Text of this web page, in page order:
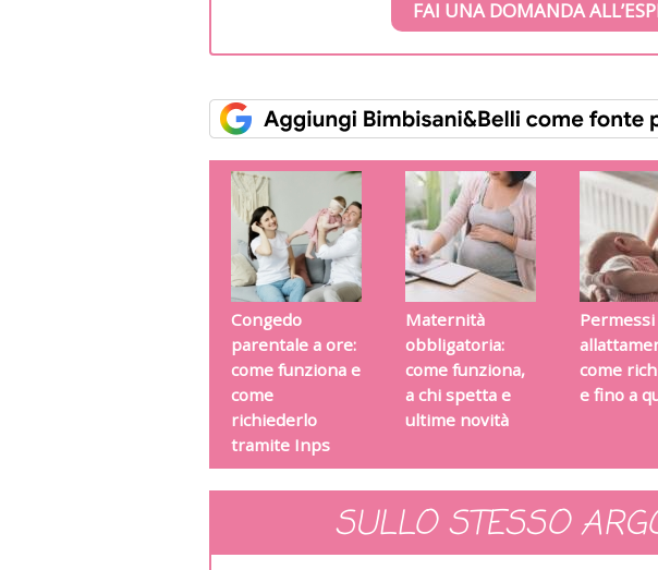
FAI UNA DOMANDA
Congedo
parentale a ore:
come funziona e
come
richiederlo
tramite Inps
Maternità
obbligatoria:
come funziona,
a chi spetta e
ultime novità
Permessi
come
e fino a
SULLO STESSO